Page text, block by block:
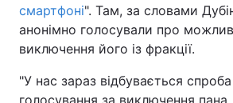
смартфоні". Там, за словами
анонімно голосували про
виключення його із фракції.
"У нас зараз відбувається
голосування за виключення пана